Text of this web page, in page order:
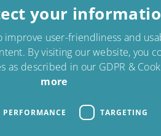
的油分吸收到 5 ppm 以下，确保船舶
要：
案适用于所有供应船尺寸，我们可以
紧密合作，我们可以根据系统类型和
your
improve user-friendliness and
By visiting our website, you
as described in our GDPR &
more
PERFORMANCE TARGETING